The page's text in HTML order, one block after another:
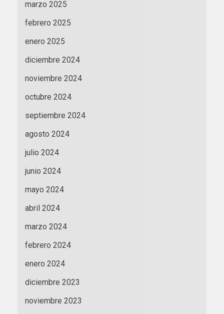
marzo 2025
febrero 2025
enero 2025
diciembre 2024
noviembre 2024
octubre 2024
septiembre 2024
agosto 2024
julio 2024
junio 2024
mayo 2024
abril 2024
marzo 2024
febrero 2024
enero 2024
diciembre 2023
noviembre 2023